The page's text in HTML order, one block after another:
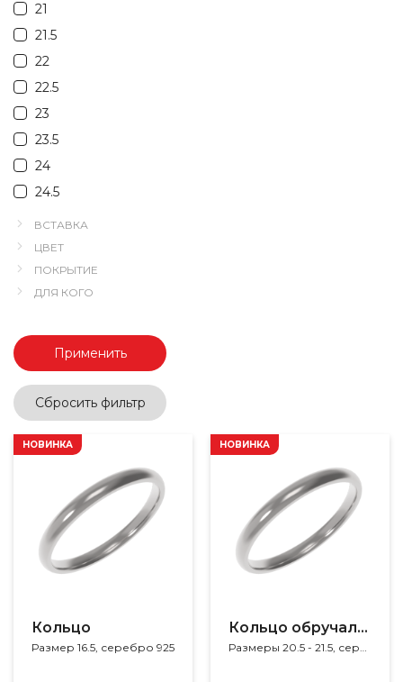
21
21.5
22
22.5
23
23.5
24
24.5
ВСТАВКА
ЦВЕТ
ПОКРЫТИЕ
ДЛЯ КОГО
Применить
Сбросить фильтр
Кольцо
Размер 16.5, серебро 925
НОВИНКА
Кольцо обручальное
Размеры 20.5 - 21.5, серебро 925
НОВИНКА